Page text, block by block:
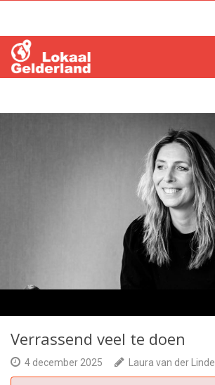
Verrassend veel te doen
4 december 2025 Laura van der Linde